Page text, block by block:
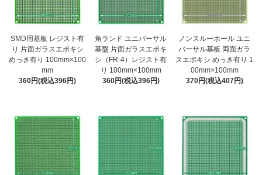
SMD用基板 レジスト有
り 片面ガラスエポキシ
めっき有り 100mm×100
mm
360円(税込396円)
角ランド ユニバーサル
基盤 片面ガラスエポキ
シ（FR-4）レジスト有
り 100mm×100mm
360円(税込396円)
ノンスルーホール ユニ
バーサル基板 両面ガラ
スエポキシ めっき有り 1
00mm×100mm
370円(税込407円)